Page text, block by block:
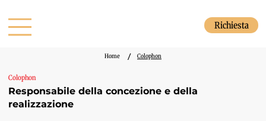
Richiesta
Home / Colophon
Colophon
Responsabile della concezione e della
realizzazione